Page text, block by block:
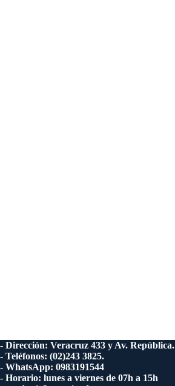
- Dirección: Veracruz 433 y Av. República.
- Teléfonos: (02)243 3825.
- WhatsApp: 0983191544
- Horario: lunes a viernes de 07h a 15h